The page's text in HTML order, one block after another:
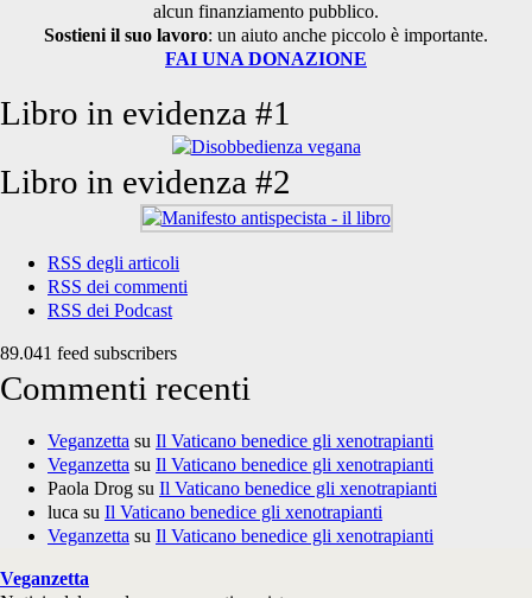
alcun finanziamento pubblico.
Sostieni il suo lavoro: un aiuto anche piccolo è importante.
FAI UNA DONAZIONE
Libro in evidenza #1
Libro in evidenza #2
RSS degli articoli
RSS dei commenti
RSS dei Podcast
89.041 feed subscribers
Commenti recenti
Veganzetta su Il Vaticano benedice gli xenotrapianti
Veganzetta su Il Vaticano benedice gli xenotrapianti
Paola Drog su Il Vaticano benedice gli xenotrapianti
luca su Il Vaticano benedice gli xenotrapianti
Veganzetta su Il Vaticano benedice gli xenotrapianti
Veganzetta